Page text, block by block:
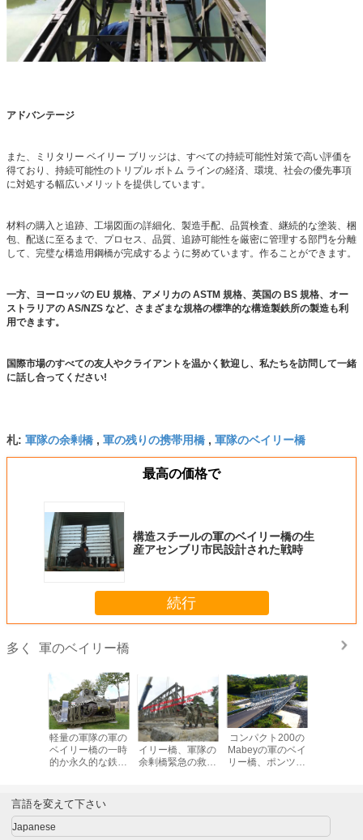
アドバンテージ
また、ミリタリー ベイリー ブリッジは、すべての持続可能性対策で高い評価を
得ており、持続可能性のトリプル ボトム ラインの経済、環境、社会の優先事項
に対処する幅広いメリットを提供しています。
材料の購入と追跡、工場図面の詳細化、製造手配、品質検査、継続的な塗装、梱
包、配送に至るまで、プロセス、品質、追跡可能性を厳密に管理する部門を分離
して、完璧な構造用鋼橋が完成するように努めています。作ることができます。
一方、ヨーロッパの EU 規格、アメリカの ASTM 規格、英国の BS 規格、オー
ストラリアの AS/NZS など、さまざまな規格の標準的な構造製鉄所の製造も利
用できます。
国際市場のすべての友人やクライアントを温かく歓迎し、私たちを訪問して一緒
に話し合ってください!
札: 軍隊の余剰橋 , 軍の残りの携帯用橋 , 軍隊のベイリー橋
最高の価格で
構造スチールの軍のベイリー橋の生
産アセンブリ市民設計された戦時
続行
多く 軍のベイリー橋
軽量の軍隊の軍の
ベイリー橋の一時
的か永久的な鉄骨
モジュラー軍のベ
イリー橋、軍隊の
余剰橋緊急の救助
コンパクト200の
Mabeyの軍のベイ
リー橋、ポンツー
言語を変えて下さい
Japanese